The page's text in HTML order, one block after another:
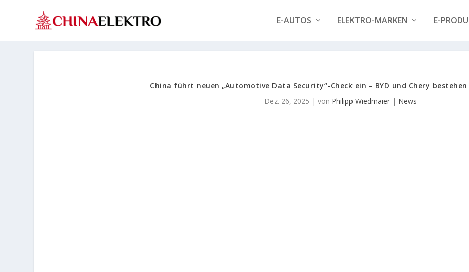
E-AUTOS ELEKTRO-MARKEN E-
China führt neuen „Automotive Data Security“-Check ein – BYD und Chery
Dez. 26, 2025 | von Philipp Wiedmaier| News